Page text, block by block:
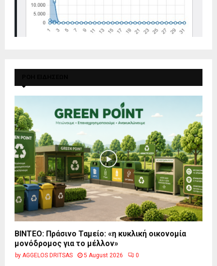
BINTEO: Πράσινο Ταμείο: «η κυκλική οικονομία
μονόδρομος για το μέλλον»
by AGGELOS DRITSAS 5 August 2026 0